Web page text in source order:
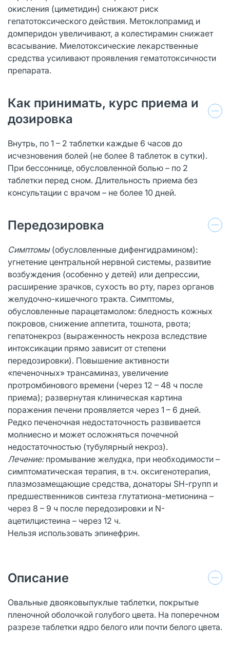
окисления (циметидин) снижают риск
гепатотоксического действия. Метоклопрамид и
домперидон увеличивают, а колестирамин снижает
всасывание. Миелотоксические лекарственные
средства усиливают проявления гематотоксичности
препарата.
Как принимать, курс приема и
дозировка
Внутрь, по 1 – 2 таблетки каждые 6 часов до
исчезновения болей (не более 8 таблеток в сутки).
При бессоннице, обусловленной болью – по 2
таблетки перед сном. Длительность приема без
консультации с врачом – не более 10 дней.
Передозировка
Симптомы(обусловленные дифенгидрамином):
угнетение центральной нервной системы, развитие
возбуждения (особенно у детей) или депрессии,
расширение зрачков, сухость во рту, парез органов
желудочно-кишечного тракта. Симптомы,
обусловленные парацетамолом: бледность кожных
покровов, снижение аппетита, тошнота, рвота;
гепатонекроз (выраженность некроза вследствие
интоксикации прямо зависит от степени
передозировки). Повышение активности
«печеночных» трансаминаз, увеличение
протромбинового времени (через 12 – 48 ч после
приема); развернутая клиническая картина
поражения печени проявляется через 1 – 6 дней.
Редко печеночная недостаточность развивается
молниесно и может осложняться почечной
недостаточностью (тубулярный некроз).
Лечение:промывание желудка, при необходимости –
симптоматическая терапия, в т.ч. оксигенотерапия,
плазмозамещающие средства, донаторы SН-групп и
предшественников синтеза глутатиона-метионина –
через 8 – 9 ч после передозировки и N-
ацетилцистеина – через 12 ч.
Нельзя использовать эпинефрин.
Описание
Овальные двояковыпуклые таблетки, покрытые
пленочной оболочкой голубого цвета. На поперечном
разрезе таблетки ядро белого или почти белого цвета.